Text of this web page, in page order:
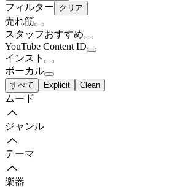
フィルター クリア
売れ筋
スタッフおすすめ
YouTube Content ID
インスト
ボーカル
すべて Explicit Clean
ムード
ジャンル
テーマ
楽器